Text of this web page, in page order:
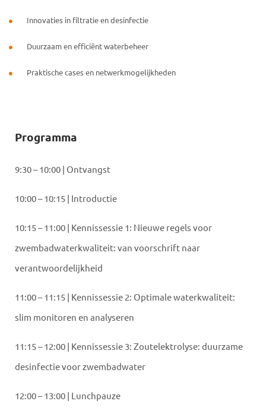
Innovaties in filtratie en desinfectie
Duurzaam en efficiënt waterbeheer
Praktische cases en netwerkmogelijkheden
Programma
9:30 – 10:00 | Ontvangst
10:00 – 10:15 | Introductie
10:15 – 11:00 | Kennissessie 1: Nieuwe regels voor
zwembadwaterkwaliteit: van voorschrift naar
verantwoordelijkheid
11:00 – 11:15 | Kennissessie 2: Optimale waterkwaliteit:
slim monitoren en analyseren
11:15 – 12:00 | Kennissessie 3: Zoutelektrolyse: duurzame
desinfectie voor zwembadwater
12:00 – 13:00 | Lunchpauze